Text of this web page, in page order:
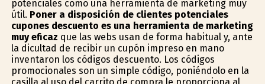
potenciales como una herramienta de marketing muy
útil. Poner a disposición de clientes potenciales
cupones descuento es una herramienta de marketing
muy eficaz que las webs usan de forma habitual y, ante
la dificultad de recibir un cupón impreso en mano
inventaron los códigos descuento. Los códigos
promocionales son un simple código, poniéndolo en la
casilla al uso del carrito de compra le proporciona al